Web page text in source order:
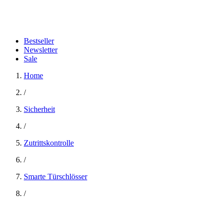
Bestseller
Newsletter
Sale
Home
/
Sicherheit
/
Zutrittskontrolle
/
Smarte Türschlösser
/